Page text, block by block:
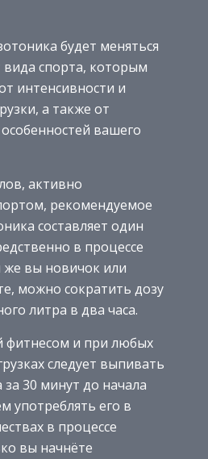
будет меняться
вида спорта, которым
интенсивности и
а также от
вашего
активно
рекомендуемое
составляет один
в процессе
же вы новичок или
можно сократить дозу
литра в два часа.
фитнесом и при любых
следует выпивать
30 минут до начала
употреблять его в
в процессе
вы начнёте